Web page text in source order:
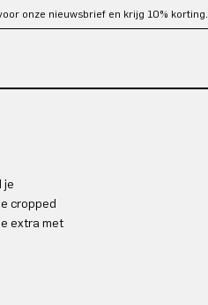
onze nieuwsbrief en krijg 10% korting.
je
cropped
extra met